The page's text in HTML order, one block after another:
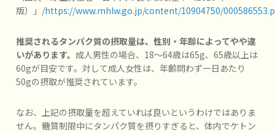
版）」/https://www.mhlw.go.jp/content/10904750/
推奨されるタンパク質の摂取量は、性別・年齢によってやや違
いがあります。 成人男性の場合、18～64歳は65g、65歳以上は
60gが目安です。対して成人女性は、年齢問わず一日あたり
50gの摂取が推奨されています。
なお、上記の摂取量を超えていれば良いというわけではありま
せん。糖質制限中にタンパク質を摂りすぎると、体内でケトン